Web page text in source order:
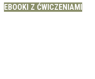
EBOOKI Z ĆWICZENIAMI